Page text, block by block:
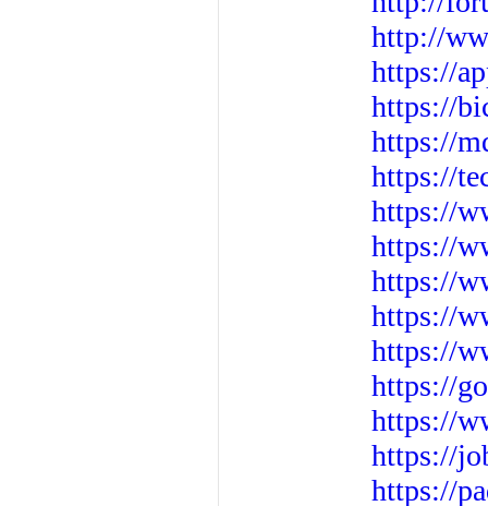
http://
https://
https://
https://
https://
https://
https://
https://
https://
https://
https://
https://
https://
https://